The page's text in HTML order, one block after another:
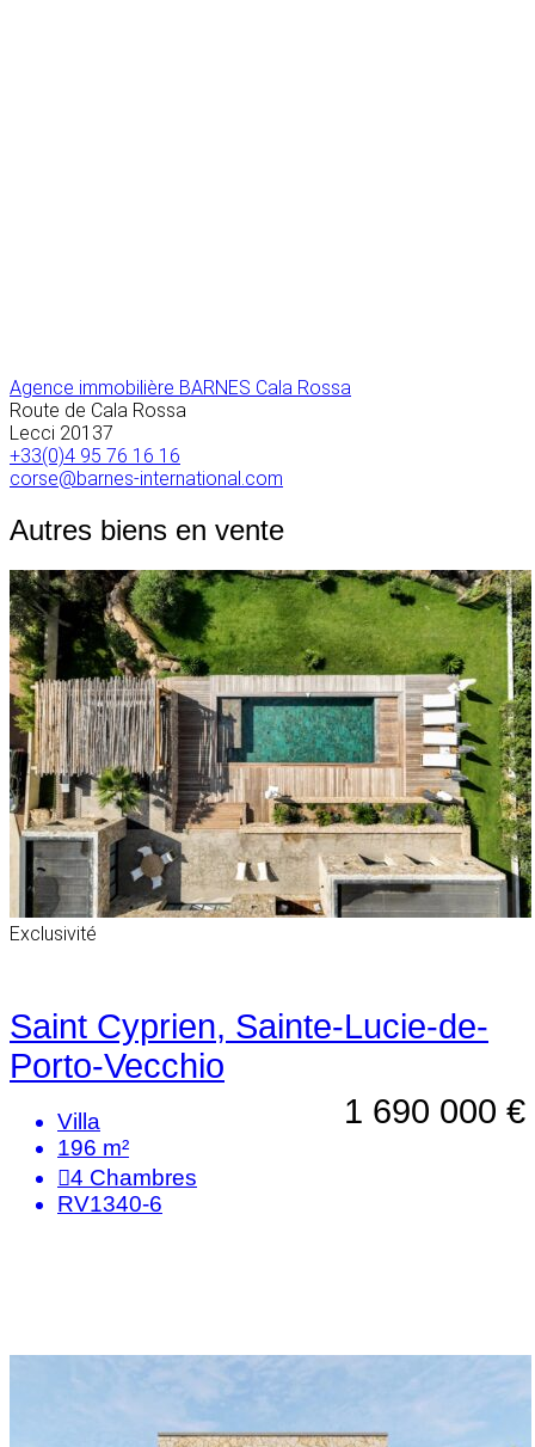
Agence immobilière BARNES Cala Rossa
Route de Cala Rossa
Lecci 20137
+33(0)4 95 76 16 16
corse@barnes-international.com
Autres biens en vente
Exclusivité
Saint Cyprien, Sainte-Lucie-de-
Porto-Vecchio
1 690 000 €
Villa
196 m²
4 Chambres
RV1340-6